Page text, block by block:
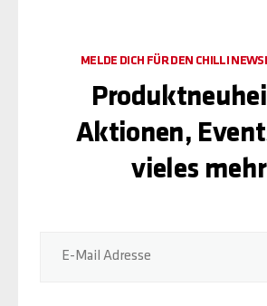
E-Mail Adresse
MELDE DICH FÜR DEN CHILLI
Aktionen,
vieles